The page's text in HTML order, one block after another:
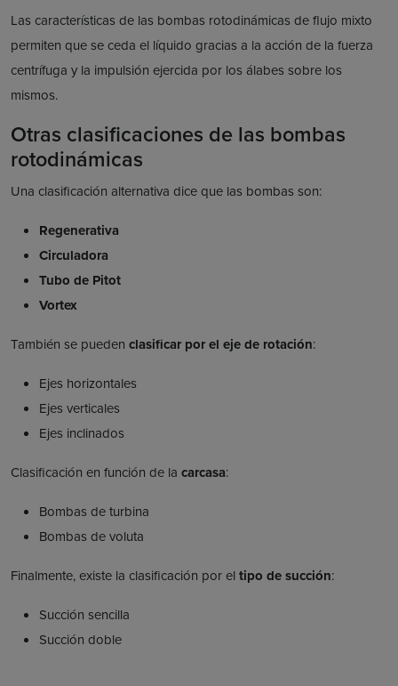
Las características de las bombas rotodinámicas de flujo mixto
permiten que se ceda el líquido gracias a la acción de la fuerza
centrífuga y la impulsión ejercida por los álabes sobre los
mismos.
Otras clasificaciones de las bombas
rotodinámicas
Una clasificación alternativa dice que las bombas son:
Regenerativa
Circuladora
Tubo de Pitot
Vortex
También se pueden clasificar por el eje de rotación:
Ejes horizontales
Ejes verticales
Ejes inclinados
Clasificación en función de la carcasa:
Bombas de turbina
Bombas de voluta
Finalmente, existe la clasificación por eltipo de succión:
Succión sencilla
Succión doble